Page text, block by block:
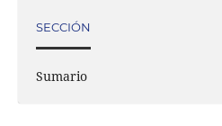
SECCIÓN
Sumario